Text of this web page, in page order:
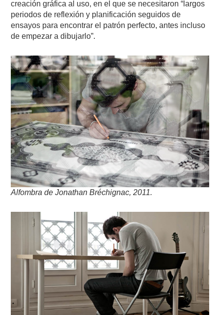
creación gráfica al uso, en el que se necesitaron “largos
periodos de reflexión y planificación seguidos de
ensayos para encontrar el patrón perfecto, antes incluso
de empezar a dibujarlo”.
Alfombra de Jonathan Bréchignac, 2011.